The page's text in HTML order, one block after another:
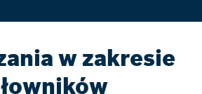
w zakresie